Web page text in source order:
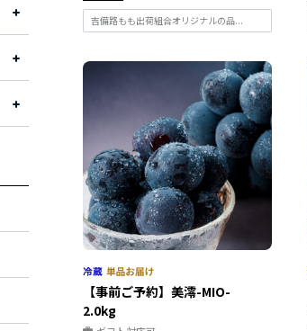
吉備路もも出荷組合オリジナルの品...
【事前ご予約】美澪-MIO-
2.0kg